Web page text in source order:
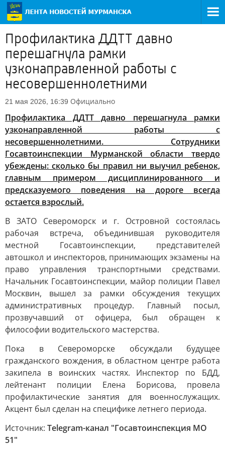
Профилактика ДДТТ давно
перешагнула рамки
узконаправленной работы с
несовершеннолетними
21 мая 2026, 16:39 Официально
Профилактика ДДТТ давно перешагнула рамки
узконаправленной работы с
несовершеннолетними. Сотрудники
Госавтоинспекции Мурманской области твердо
убеждены: сколько бы правил ни выучил ребенок,
главным примером дисциплинированного и
предсказуемого поведения на дороге всегда
остается взрослый.
В ЗАТО Североморск и г. Островной состоялась
рабочая встреча, объединившая руководителя
местной Госавтоинспекции, представителей
автошкол и инспекторов, принимающих экзамены на
право управления транспортными средствами.
Начальник Госавтоинспекции, майор полиции Павел
Москвин, вышел за рамки обсуждения текущих
административных процедур. Главный посыл,
прозвучавший от офицера, был обращен к
философии водительского мастерства.
Пока в Североморске обсуждали будущее
гражданского вождения, в областном центре работа
закипела в воинских частях. Инспектор по БДД,
лейтенант полиции Елена Борисова, провела
профилактические занятия для военнослужащих.
Акцент был сделан на специфике летнего периода.
Источник: Telegram-канал "Госавтоинспекция МО
51"